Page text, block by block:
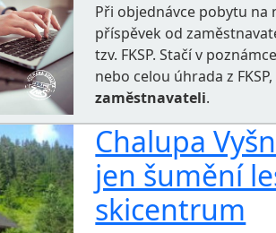
Při objednávce pobytu na
příspěvek od
tzv. FKSP. Stačí v
nebo celou úhrada z
zaměstnavateli.
Chalupa
jen šumění
skicentrum